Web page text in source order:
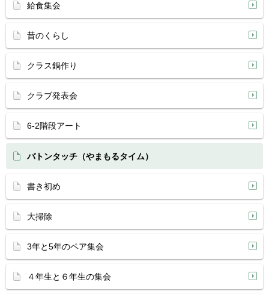
給食集会
昔のくらし
クラス鍋作り
クラブ発表会
6-2階段アート
バトンタッチ（やまもるタイム）
書き初め
大掃除
3年と5年のペア集会
４年生と６年生の集会